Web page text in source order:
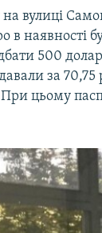
вулиці
в наявності
500
за 70,75
При цьому